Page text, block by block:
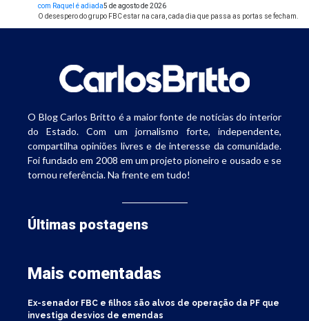
com Raquel é adiada5 de agosto de 2026
O desespero do grupo FBC estar na cara, cada dia que passa as portas se fecham.
O Blog Carlos Britto é a maior fonte de notícias do interior
do Estado. Com um jornalismo forte, independente,
compartilha opiniões livres e de interesse da comunidade.
Foi fundado em 2008 em um projeto pioneiro e ousado e se
tornou referência. Na frente em tudo!
Últimas postagens
Mais comentadas
Ex-senador FBC e filhos são alvos de operação da PF que
investiga desvios de emendas